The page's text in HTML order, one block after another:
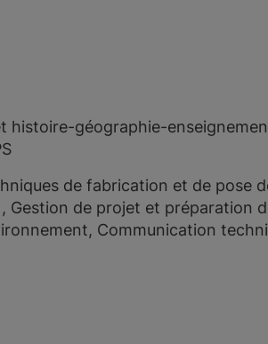
histoire-géographie-
de fabrication et de pose
Gestion de projet et préparation
Communication